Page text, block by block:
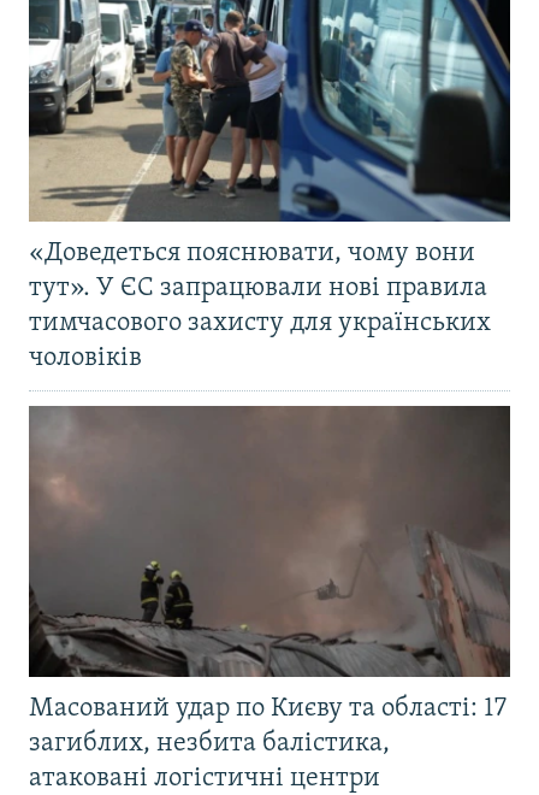
«Доведеться пояснювати, чому вони
тут». У ЄС запрацювали нові правила
тимчасового захисту для українських
чоловіків
Масований удар по Києву та області: 17
загиблих, незбита балістика,
атаковані логістичні центри